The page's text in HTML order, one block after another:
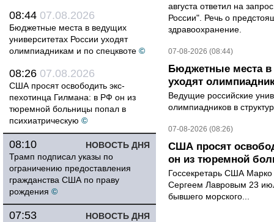
08:44 07.08.2026
Бюджетные места в ведущих
университетах России уходят
олимпиадникам и по спецквоте ©
08:26 07.08.2026
США просят освободить экс-
пехотинца Гилмана: в РФ он из
тюремной больницы попал в
психиатрическую ©
НОВОСТЬ ДНЯ
08:10
Трамп подписал указы по
ограничению предоставления
гражданства США по праву
рождения ©
НОВОСТЬ ДНЯ
07:53
августа ответил на
России". Речь о
здравоохранение.
07-08-2026 (08:44)
Бюджетные места в
уходят
Ведущие российские
олимпиадников в
07-08-2026 (08:26)
США просят
он из тюремной
Госсекретарь США
Сергеем Лавровым 23
бывшего морского...